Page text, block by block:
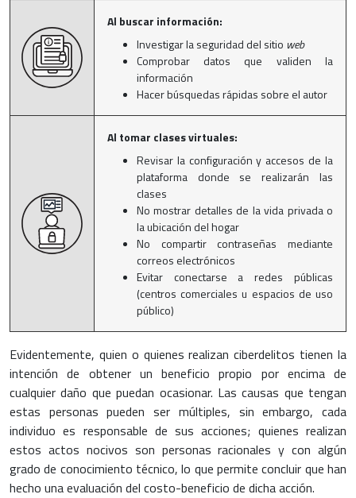
Al buscar información:
Investigar la seguridad del sitio web
Comprobar datos que validen la
información
Hacer búsquedas rápidas sobre el autor
Al tomar clases virtuales:
Revisar la configuración y accesos de la
plataforma donde se realizarán las
clases
No mostrar detalles de la vida privada o
la ubicación del hogar
No compartir contraseñas mediante
correos electrónicos
Evitar conectarse a redes públicas
(centros comerciales u espacios de uso
público)
Evidentemente, quien o quienes realizan ciberdelitos tienen la
intención de obtener un beneficio propio por encima de
cualquier daño que puedan ocasionar. Las causas que tengan
estas personas pueden ser múltiples, sin embargo, cada
individuo es responsable de sus acciones; quienes realizan
estos actos nocivos son personas racionales y con algún
grado de conocimiento técnico, lo que permite concluir que han
hecho una evaluación del costo-beneficio de dicha acción.